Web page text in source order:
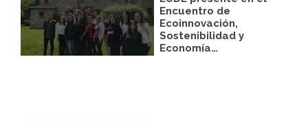
Encuentro de
Ecoinnovación,
Sostenibilidad y
Economía…